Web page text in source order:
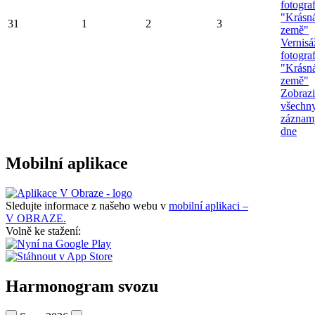
31 1 2 3
země"
země"
dne
Mobilní aplikace
Sledujte informace z našeho webu v mobilní aplikaci –
V OBRAZE.
Volně ke stažení:
Harmonogram svozu